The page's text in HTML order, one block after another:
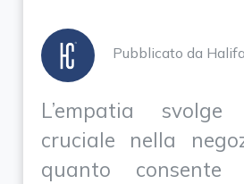
Pubblicato da
L’empatia
cruciale nella
quanto